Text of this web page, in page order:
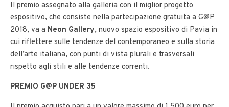
Il premio assegnato alla galleria con il miglior progetto
espositivo, che consiste nella partecipazione gratuita a G@P
2018, va a Neon Gallery, nuovo spazio espositivo di Pavia in
cui riflettere sulle tendenze del contemporaneo e sulla storia
dell’arte italiana, con punti di vista plurali e trasversali
rispetto agli stili e alle tendenze correnti.
PREMIO G@P UNDER 35